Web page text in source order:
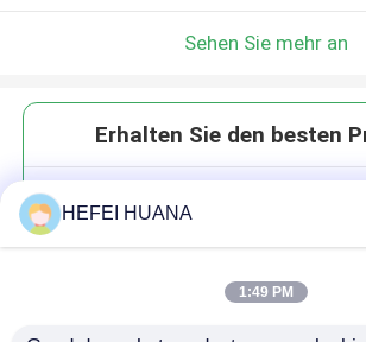
Sehen Sie mehr an
Erhalten Sie den besten
HEFEI HUANA
1:49 PM